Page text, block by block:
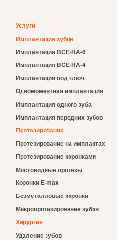
Услуги
Имплантация зубов
Имплантация ВСЕ-НА-6
Имплантация ВСЕ-НА-4
Имплантация под ключ
Одномоментная имплантация
Имплантация одного зуба
Имплантация передних зубов
Протезирование
Протезирование на имплантах
Протезирование коронками
Мостовидные протезы
Коронки E-max
Безметалловые коронки
Микропротезирование зубов
Хирургия
Удаление зубов